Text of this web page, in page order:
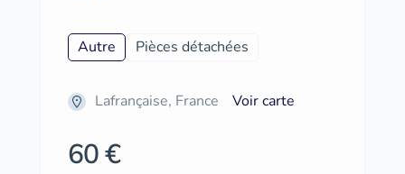
Autre Pièces détachées
Lafrançaise, France Voir carte
60 €